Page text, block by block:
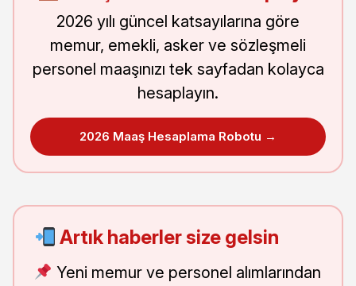
2026 yılı güncel katsayılarına göre
memur, emekli, asker ve sözleşmeli
personel maaşınızı tek sayfadan kolayca
hesaplayın.
2026 Maaş Hesaplama Robotu →
Artık haberler size gelsin
Yeni memur ve personel alımlarından